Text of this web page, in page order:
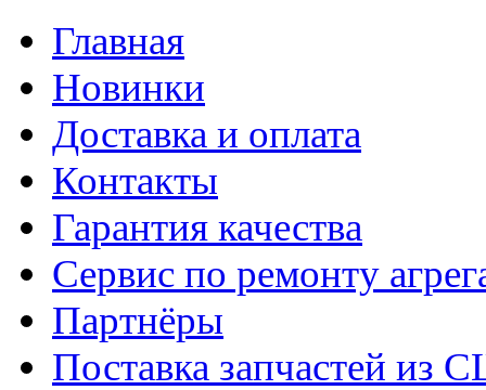
Главная
Новинки
Доставка и оплата
Контакты
Гарантия качества
Сервис по ремонту
Партнёры
Поставка запчастей